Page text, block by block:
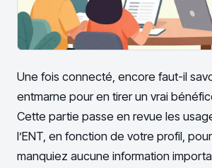
Une fois connecté, encore faut-il
entmarne pour en tirer un vrai
Cette partie passe en revue les
l’ENT, en fonction de votre profil,
manquiez aucune information